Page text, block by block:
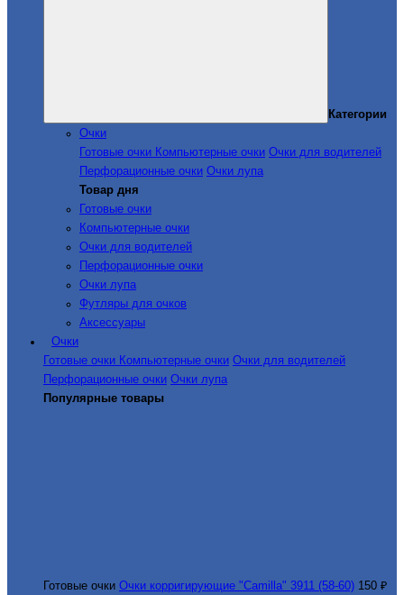
Категории
Очки
Готовые очки Компьютерные очки Очки для водителей
Перфорационные очки Очки лупа
Товар дня
Готовые очки
Компьютерные очки
Очки для водителей
Перфорационные очки
Очки лупа
Футляры для очков
Аксессуары
Очки
Готовые очки Компьютерные очки Очки для водителей
Перфорационные очки Очки лупа
Популярные товары
Готовые очки Очки корригирующие "Camilla" 3911 (58-60) 150 ₽